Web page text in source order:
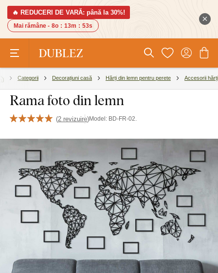
🔥 REDUCERI DE VARĂ: până la 30%!
Mai rămâne - 8o : 13m : 52s
Categorii Decorațiuni casă Hărți din lemn pentru perete Accesorii hărți
Rama foto din lemn
(2 revizuire)Model: BD-FR-02.